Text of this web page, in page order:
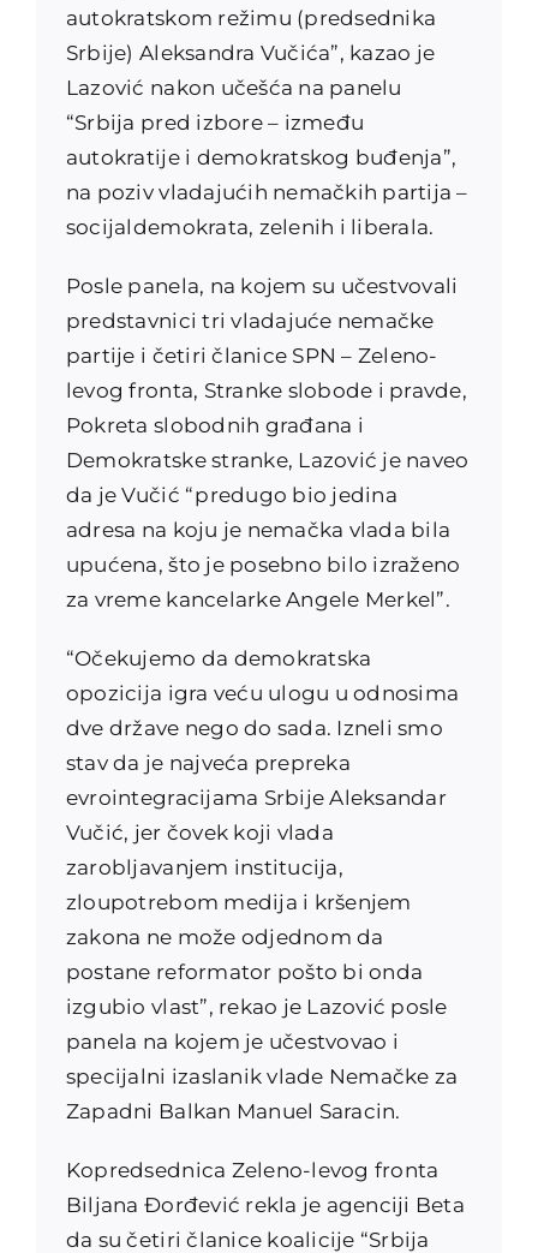
autokratskom režimu (predsednika
Srbije) Aleksandra Vučića”, kazao je
Lazović nakon učešća na panelu
“Srbija pred izbore – između
autokratije i demokratskog buđenja”,
na poziv vladajućih nemačkih partija –
socijaldemokrata, zelenih i liberala.
Posle panela, na kojem su učestvovali
predstavnici tri vladajuće nemačke
partije i četiri članice SPN – Zeleno-
levog fronta, Stranke slobode i pravde,
Pokreta slobodnih građana i
Demokratske stranke, Lazović je naveo
da je Vučić “predugo bio jedina
adresa na koju je nemačka vlada bila
upućena, što je posebno bilo izraženo
za vreme kancelarke Angele Merkel”.
“Očekujemo da demokratska
opozicija igra veću ulogu u odnosima
dve države nego do sada. Izneli smo
stav da je najveća prepreka
evrointegracijama Srbije Aleksandar
Vučić, jer čovek koji vlada
zarobljavanjem institucija,
zloupotrebom medija i kršenjem
zakona ne može odjednom da
postane reformator pošto bi onda
izgubio vlast”, rekao je Lazović posle
panela na kojem je učestvovao i
specijalni izaslanik vlade Nemačke za
Zapadni Balkan Manuel Saracin.
Kopredsednica Zeleno-levog fronta
Biljana Đorđević rekla je agenciji Beta
da su četiri članice koalicije “Srbija